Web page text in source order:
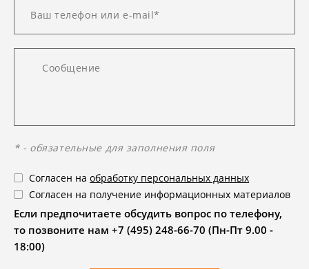
* - обязательные для заполнения поля
Согласен на обработку персональных данных
Согласен на получение информационных материалов
Если предпочитаете обсудить вопрос по телефону,
то позвоните нам +7 (495) 248-66-70 (Пн-Пт 9.00 -
18:00)